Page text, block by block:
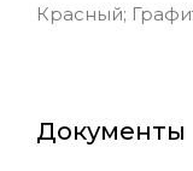
Красный;
Документы